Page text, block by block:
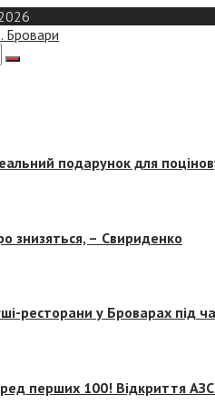
подарунок для
знизяться, – Свириденко
ресторани у Броварах під
перших 100! Відкриття